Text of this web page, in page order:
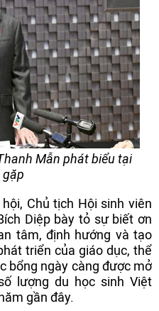
Mẫn phát biểu tại
Chủ tịch Hội sinh viên
Diệp bày tỏ sự biết ơn
tâm, định hướng và tạo
triển của giáo dục, thể
bổng ngày càng được mở
lượng du học sinh Việt
gần đây.